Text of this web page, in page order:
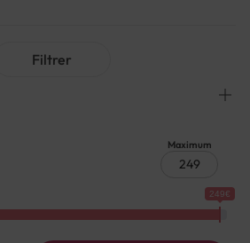
Filtrer
Maximum
249€